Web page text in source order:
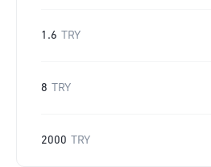
1.6 TRY
8 TRY
2000 TRY